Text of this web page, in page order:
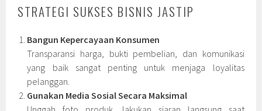
STRATEGI SUKSES BISNIS JASTIP
Bangun Kepercayaan Konsumen
Transparansi harga, bukti pembelian, dan komunikasi
yang baik sangat penting untuk menjaga loyalitas
pelanggan.
Gunakan Media Sosial Secara Maksimal